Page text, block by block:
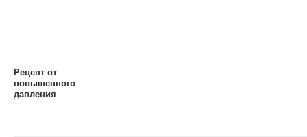
Рецепт от
повышенного
давления